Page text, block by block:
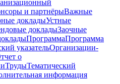
и партнёрыВажные
докладыУстные
докладыЗаочные
ПрограммаПрограмма
указательОрганизации-
о
ТрудыТематический
информация